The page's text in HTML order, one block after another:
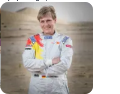
Europameister über
Niederlagen und Teamstärke
sowie deren Einfluss auf
Ihren Unternehmenserfolg.